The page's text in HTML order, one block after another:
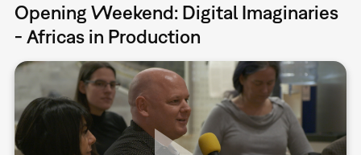
Opening Weekend: Digital Imaginaries
- Africas in Production